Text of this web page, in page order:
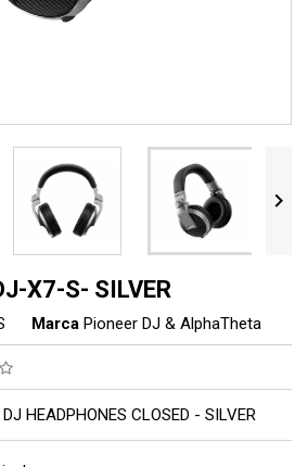

X7-S- SILVER
Marca Pioneer DJ & AlphaTheta
HEADPHONES CLOSED - SILVER